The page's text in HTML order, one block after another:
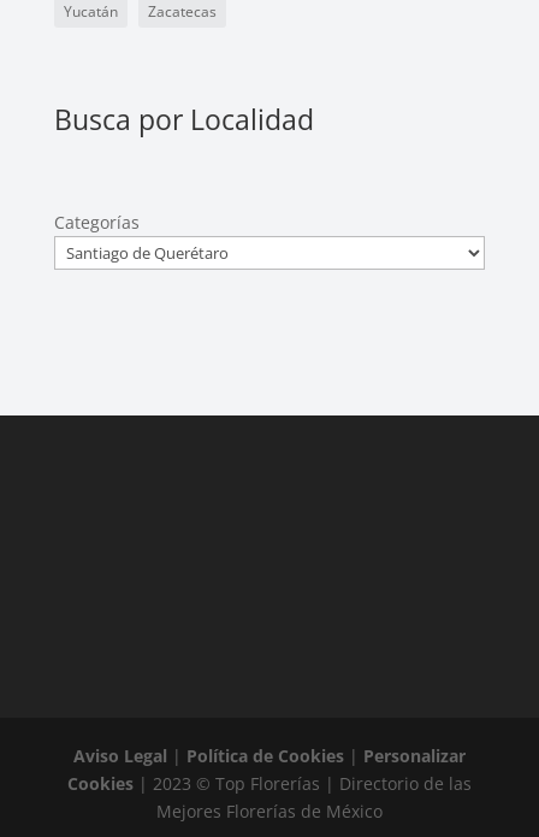
Yucatán
Zacatecas
Busca por Localidad
Categorías
Aviso Legal | Política de Cookies| Personalizar
Cookies| 2023 © Top Florerías | Directorio de las
Mejores Florerías de México